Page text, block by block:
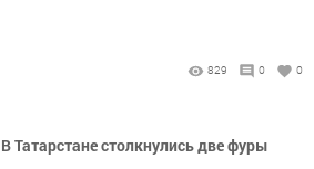
829 0 0
В Татарстане столкнулись две фуры